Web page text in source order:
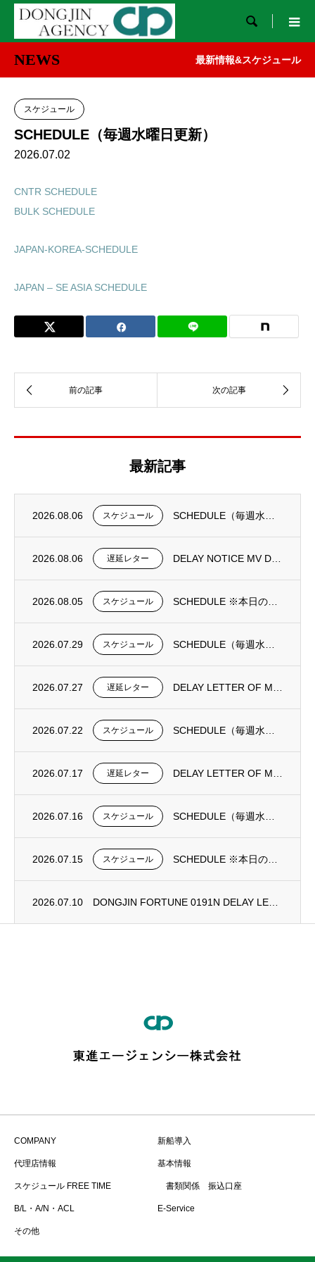

NEWS 最新情報&スケジュール
スケジュール
SCHEDULE（毎週水曜日更新）
2026.07.02
CNTR SCHEDULE
BULK SCHEDULE
JAPAN-KOREA-SCHEDULE
JAPAN – SE ASIA SCHEDULE
最新記事
2026.08.06 スケジュール
2026.08.06 遅延レター
2026.08.05 スケジュール
2026.07.29 スケジュール
2026.07.27 遅延レター
2026.07.22 スケジュール
2026.07.17 遅延レター
2026.07.16 スケジュール
2026.07.15 スケジュール
2026.07.10
COMPANY 新船導入
代理店情報 基本情報
スケジュール FREE TIME 書類関係 振込口座
B/L・A/N・ACL E-Service
その他